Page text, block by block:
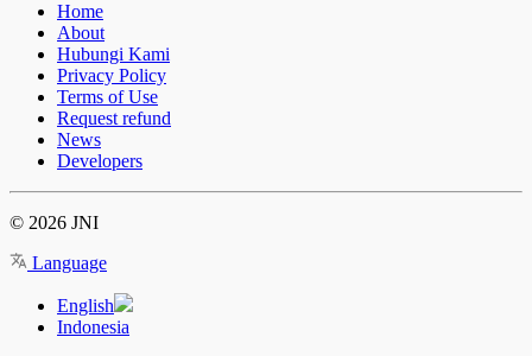
Home
About
Hubungi Kami
Privacy Policy
Terms of Use
Request refund
News
Developers
© 2026 JNI
Language
English
Indonesia